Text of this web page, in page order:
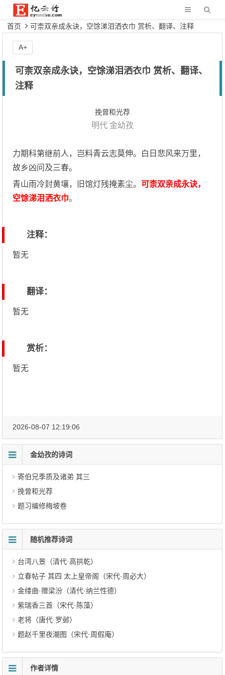
首页 可柰双亲成永诀，空馀涕泪洒衣巾 赏析、翻译、注释
可柰双亲成永诀，空馀涕泪洒衣巾 赏析、翻译、
注释
挽曾秬光荐
明代 金幼孜
力期科第继前人，岂料青云志莫伸。白日悲风来万里，
故乡凶问及三春。
青山雨冷封黄壤，旧馆灯残掩素尘。可柰双亲成永诀，
空馀涕泪洒衣巾。
注释：
暂无
翻译：
暂无
赏析：
暂无
A+
2026-08-07 12:19:06
金幼孜的诗词
寄伯兄季质及诸弟 其三
挽曾秬光荐
题习编修梅坡卷
随机推荐诗词
台湾八景（清代·高拱乾）
立春帖子 其四 太上皇帝阁（宋代·周必大）
金缕曲·赠梁汾（清代·纳兰性德）
紫瑞香三首（宋代·陈藻）
老将（唐代·罗邺）
题赵千里夜潮图（宋代·周假庵）
作者详情